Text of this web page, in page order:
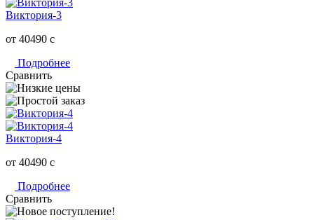
Виктория-3
от 40490 c
Подробнее
Сравнить
Виктория-4
от 40490 c
Подробнее
Сравнить